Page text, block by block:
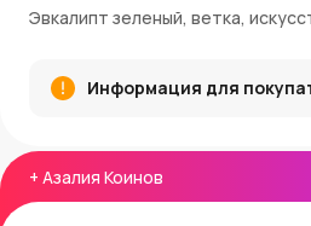
+ Азалия Коинов
Эвкалипт зеленый, ветка,
Информация для